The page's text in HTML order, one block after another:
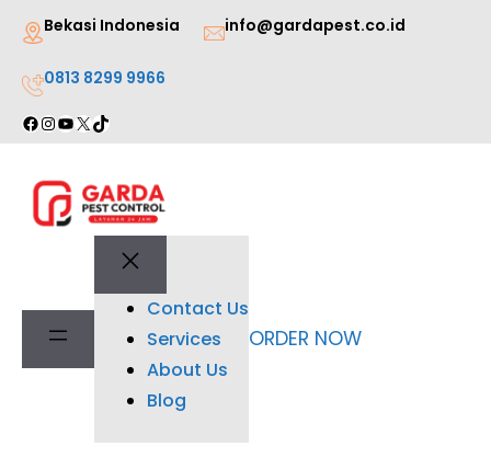
Lewati
konten
Bekasi Indonesia info@gardapest.co.id
0813 8299 9966
Facebook
Instagram
YouTube
X TikTok
Contact Us
Services
About Us
Blog
ORDER NOW